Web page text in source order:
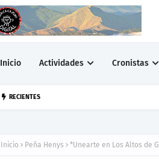
Inicio Actividades Cronistas
RECIENTES
Inicio Peña Henys *Unearte en Los Altos de